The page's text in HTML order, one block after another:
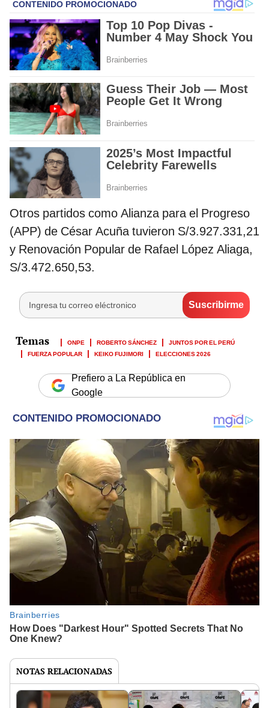
Otros partidos como Alianza para el Progreso
(APP) de César Acuña tuvieron S/3.927.331,21
y Renovación Popular de Rafael López Aliaga,
S/3.472.650,53.
ONPE ROBERTO SÁNCHEZ
JUNTOS POR EL PERÚ
FUERZA POPULAR
KEIKO FUJIMORI ELECCIONES 2026
Prefiero a La República en
Google
NOTAS RELACIONADAS